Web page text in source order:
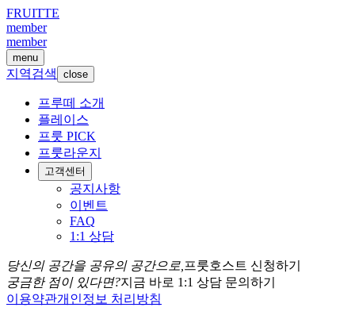
FRUITTE
member
member
menu
지역검색 close
프루떼 소개
플레이스
프룻 PICK
프룻라운지
고객센터
공지사항
이벤트
FAQ
1:1 상담
당신의 공간을 공유의 공간으로, 프룻호스트 신청하기
궁금한 점이 있다면?지금 바로 1:1 상담 문의하기
이용약관개인정보 처리방침